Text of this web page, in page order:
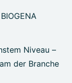
Niveau –
der Branche